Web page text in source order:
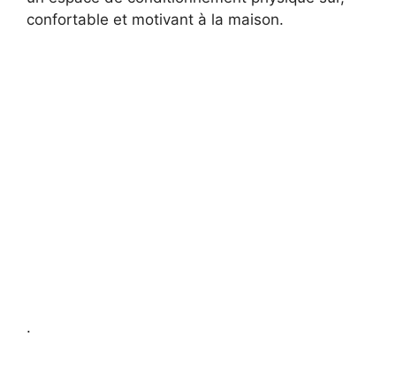
confortable et motivant à la maison.
.